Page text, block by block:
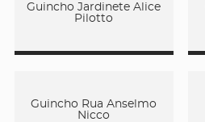
Guincho Jardinete Alice
Pilotto
Guincho Rua Anselmo
Nicco